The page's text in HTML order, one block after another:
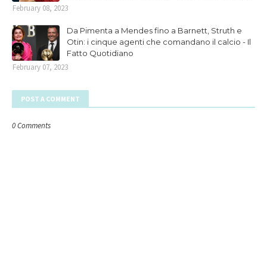
February 08, 2023
Da Pimenta a Mendes fino a Barnett, Struth e
Otin: i cinque agenti che comandano il calcio - Il
Fatto Quotidiano
February 07, 2023
POST A COMMENT
0 Comments